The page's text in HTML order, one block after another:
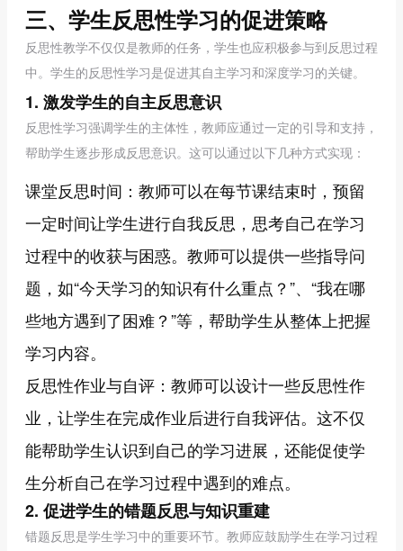
三、学生反思性学习的促进策略
反思性教学不仅仅是教师的任务，学生也应积极参与到反思过程
中。学生的反思性学习是促进其自主学习和深度学习的关键。
1. 激发学生的自主反思意识
反思性学习强调学生的主体性，教师应通过一定的引导和支持，
帮助学生逐步形成反思意识。这可以通过以下几种方式实现：
课堂反思时间：教师可以在每节课结束时，预留
一定时间让学生进行自我反思，思考自己在学习
过程中的收获与困惑。教师可以提供一些指导问
题，如“今天学习的知识有什么重点？”、“我在哪
些地方遇到了困难？”等，帮助学生从整体上把握
学习内容。
反思性作业与自评：教师可以设计一些反思性作
业，让学生在完成作业后进行自我评估。这不仅
能帮助学生认识到自己的学习进展，还能促使学
生分析自己在学习过程中遇到的难点。
2. 促进学生的错题反思与知识重建
错题反思是学生学习中的重要环节。教师应鼓励学生在学习过程